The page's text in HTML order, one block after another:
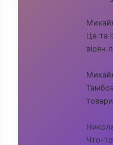
Це та
вірян
Что-